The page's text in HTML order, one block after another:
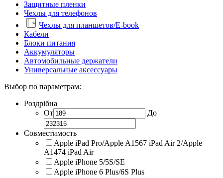
Защитные пленки
Чехлы для телефонов
Чехлы для планшетов/E-book
Кабели
Блоки питания
Аккумуляторы
Автомобильные держатели
Универсальные аксессуары
Выбор по параметрам:
Роздрібна
От
До
Совместимость
Apple iPad Pro/Apple A1567 iPad Air 2/Apple
A1474 iPad Air
Apple iPhone 5/5S/SE
Apple iPhone 6 Plus/6S Plus